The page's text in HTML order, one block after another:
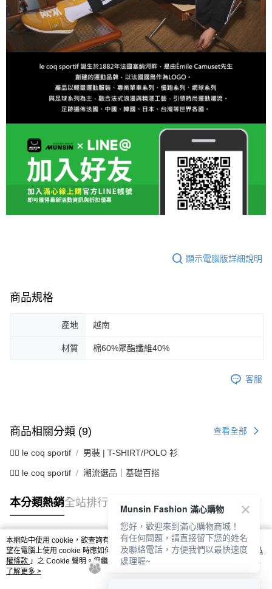
顯示電腦版詳細說明
商品規格
產地 越南
材質 棉60%聚酯纖維40%
客服
商品相關分類 (9) 查看全部
🚴‍♂️ le coq sportif 男裝 | T-SHIRT/POLO 衫
🚴‍♂️ le coq sportif 潮流選品｜基礎百搭
本分類熱銷全站排行
熱門標籤
本網站中使用 cookie，欲查詢有關本網站使用 cookie 方式之詳情，及若您不希
望在電腦上使用 cookie 時應如何變更電腦的 cookie 設定，請參閱本網站「
隱私
權條款 」之 Cookie 聲明。您繼續使用本網站即表示您同意本公司得按本網站使
用條款之 Cookie 聲明使用 cookie。
了解更多 >
Munsin Fashion 滿心購物
您好，歡迎來到滿心購物商城！
有任何問題，請直接留下您的姓名
及聯絡電話，方便我們以最快速度
處理喔~